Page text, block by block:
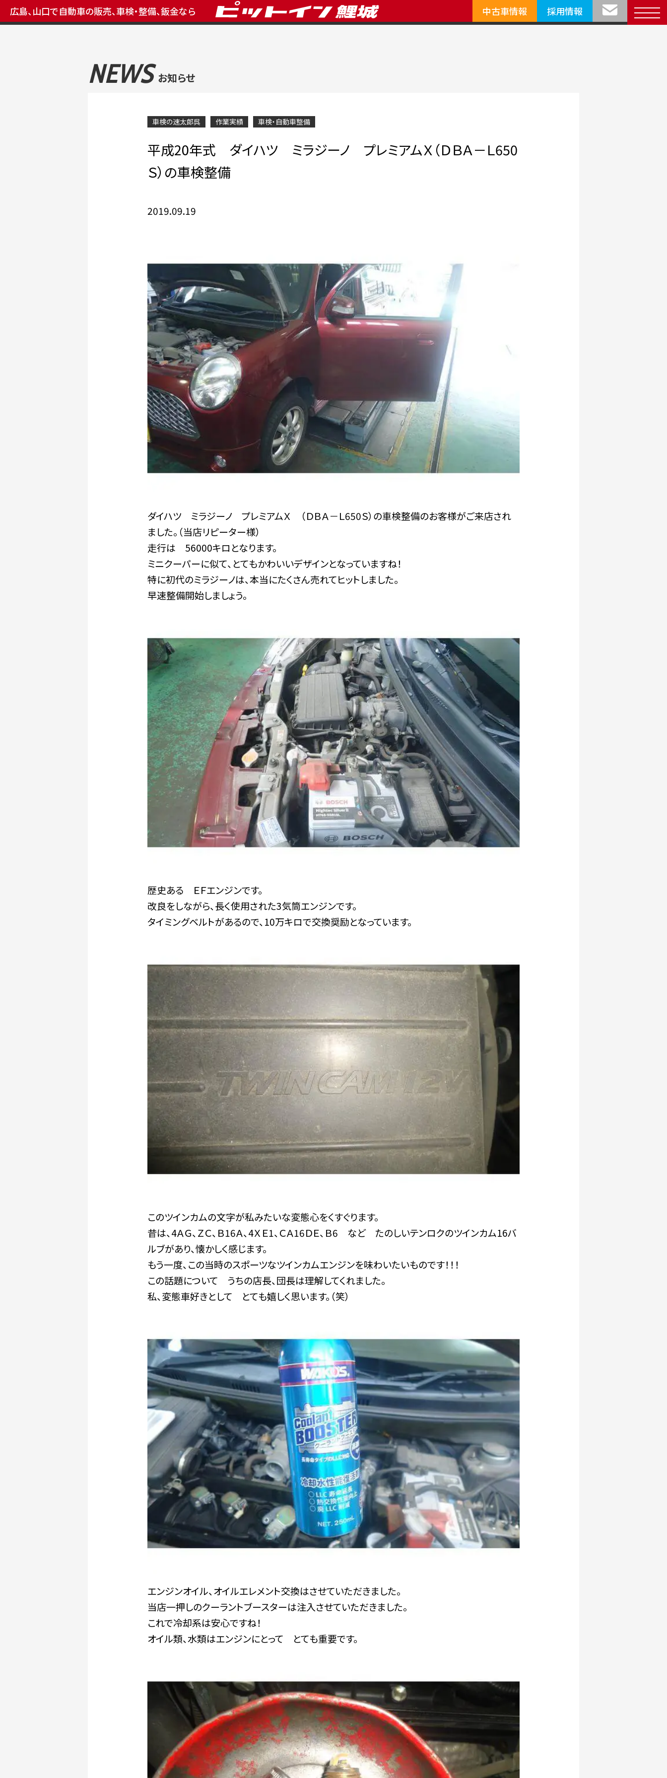
広島、山口で自動車の販売、車検・整備、鈑金なら 中古車情報 採用情報
NEWS お知らせ
車検の速太郎呉 作業実績 車検・自動車整備
平成20年式 ダイハツ ミラジーノ プレミアムＸ（ＤＢＡ－Ｌ650
Ｓ）の車検整備
2019.09.19
ダイハツ ミラジーノ プレミアムＸ （ＤＢＡ－Ｌ650Ｓ）の車検整備のお客様がご来店され
ました。（当店リピーター様）
走行は 56000キロとなります。
ミニクーパーに似て、とてもかわいいデザインとなっていますね！
特に初代のミラジーノは、本当にたくさん売れてヒットしました。
早速整備開始しましょう。
歴史ある ＥＦエンジンです。
改良をしながら、長く使用された3気筒エンジンです。
タイミングベルトがあるので、10万キロで交換奨励となっています。
このツインカムの文字が私みたいな変態心をくすぐります。
昔は、4ＡＧ、ＺＣ、Ｂ16Ａ、4ＸＥ1、ＣＡ16ＤＥ、Ｂ6 など たのしいテンロクのツインカム16バ
ルブがあり、懐かしく感じます。
もう一度、この当時のスポーツなツインカムエンジンを味わいたいものです！！！
この話題について うちの店長、団長は理解してくれました。
私、変態車好きとして とても嬉しく思います。（笑）
エンジンオイル、オイルエレメント交換はさせていただきました。
当店一押しのクーラントブースターは注入させていただきました。
これで冷却系は安心ですね！
オイル類、水類はエンジンにとって とても重要です。